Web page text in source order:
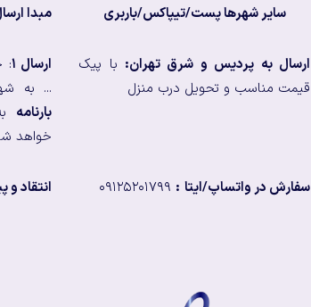
سایر شهرها پست/تیپاکس/باربری مبدا ارسال
ارسال به پردیس و شرق تهران: با پیک
قیمت مناسب و تحویل درب منزل
ارسال ۱ :
... به
بارنامه
خواهد
سفارش در واتساپ/ایتا : انتقاد و